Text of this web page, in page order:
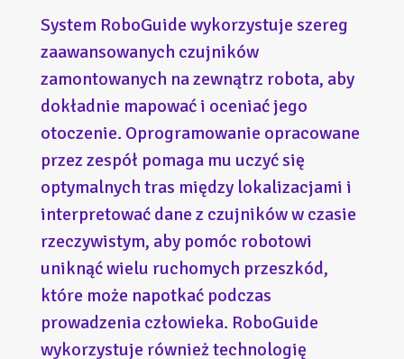
System RoboGuide wykorzystuje szereg
zaawansowanych czujników
zamontowanych na zewnątrz robota, aby
dokładnie mapować i oceniać jego
otoczenie. Oprogramowanie opracowane
przez zespół pomaga mu uczyć się
optymalnych tras między lokalizacjami i
interpretować dane z czujników w czasie
rzeczywistym, aby pomóc robotowi
uniknąć wielu ruchomych przeszkód,
które może napotkać podczas
prowadzenia człowieka. RoboGuide
wykorzystuje również technologię